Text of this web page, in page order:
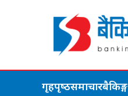
गृहपृष्‍ठसमाचारबैकिङ्ग